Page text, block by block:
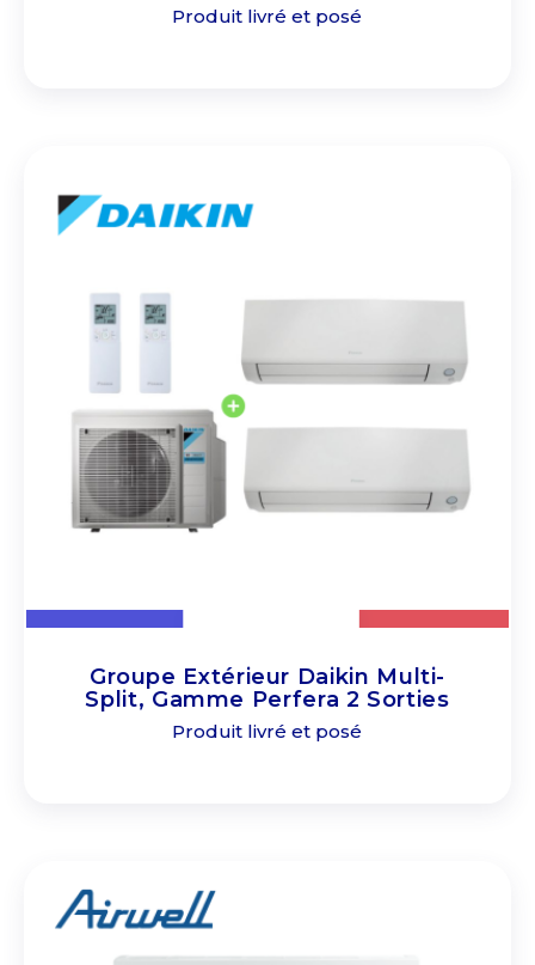
Produit livré et posé
Groupe Extérieur Daikin Multi-
Split, Gamme Perfera 2 Sorties
Produit livré et posé